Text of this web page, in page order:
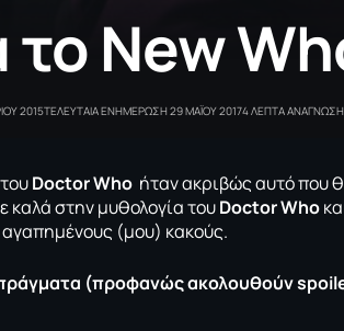
New
2015ΤΕΛΕΥΤΑΙΑ ΕΝΗΜΕΡΩΣΗ 29 ΜΑΪΟΥ 20174 ΛΕΠΤΑ
Doctor Who ήταν ακριβώς αυτό που
καλά στην μυθολογία τουDoctor Who
αγαπημένους (μου) κακούς.
(προφανώς ακολουθούν